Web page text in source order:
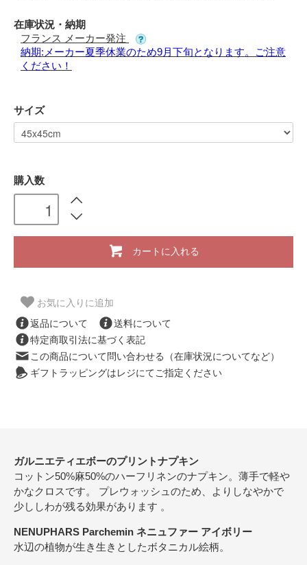
在庫状況・納期
フランス メーカー発注
納期:メーカー夏季休業のため9月下旬となります。ご注意
ください！
サイズ
購入数
カートに入れる
お気に入りに追加
返品について
送料について
特定商取引法に基づく表記
この商品について問い合わせる（在庫状況についてなど）
ギフトラッピングはレジにてご指定ください
ガルニエティエボーのプリントナプキン
コットン50%麻50%のハーフリネンのナプキン。薄手で軽や
かなクロスです。 プレウォッシュのため、よりしなやかで
少ししわが残る効果があります 。
NENUPHARS Parchemin ネニュファー アイボリー
水辺の植物が生き生きとしたボタニカル絵柄。